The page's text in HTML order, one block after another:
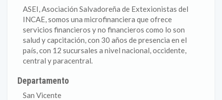
ASEI, Asociación Salvadoreña de Extexionistas del
INCAE, somos una microfinanciera que ofrece
servicios financieros y no financieros como lo son
salud y capcitación, con 30 años de presencia en el
país, con 12 sucursales a nivel nacional, occidente,
central y paracentral.
Departamento
San Vicente